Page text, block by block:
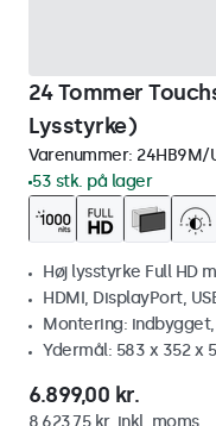
24 Tommer
Lysstyrke)
Varenummer: 24HB9M/
53 stk. på lager
Høj lysstyrke Full HD
HDMI, DisplayPort,
Montering:
Ydermål: 583 x 352 x
6.899,00 kr.
8.623,75 kr. inkl. moms